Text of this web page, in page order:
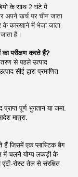
के साथ 2 घंटे में
अपने खर्च पर चीन जाता
के कारखाने में भेजा जाता
है।
परीक्षण करते हैं?
से पहले उत्पाद
सीई द्वारा प्रमाणित
पूर्ण भुगतान या जमा.
मात्रा.
जिसमें एक प्लास्टिक बैग
में चलने योग्य लकड़ी के
रोस्ट तेल से संरक्षित